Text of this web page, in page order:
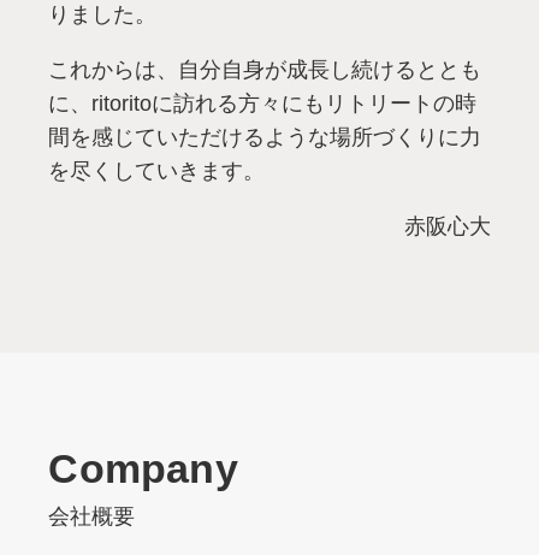
りました。
これからは、自分自身が成長し続けるととも
に、ritoritoに訪れる方々にもリトリートの時
間を感じていただけるような場所づくりに力
を尽くしていきます。
赤阪心大
Company
会社概要